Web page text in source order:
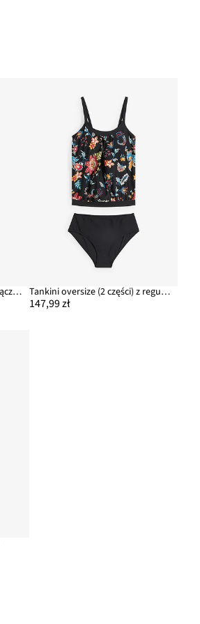
Tankini z regulowanymi ramiączkami (kompl. 2-cz.) Tankini oversize (2 części) z regulowanymi ramiączkami
147,99 zł